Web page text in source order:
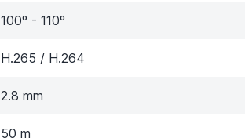
100º - 110º
H.265 / H.264
2.8 mm
50 m